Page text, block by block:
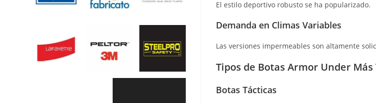
El estilo deportivo robusto se ha popularizado.
Demanda en Climas Variables
Las versiones impermeables son altamente
Tipos de Botas Armor Under Más
Botas Tácticas